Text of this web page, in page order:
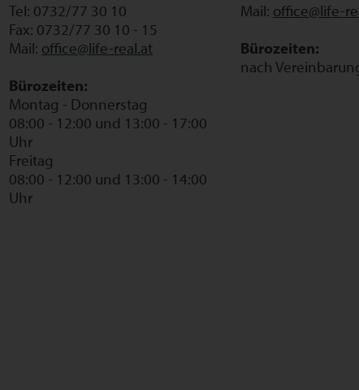
Tel: 0732/77 30 10
Fax: 0732/77 30 10 - 15
Mail: office@life-real.at
Bürozeiten:
Montag - Donnerstag
08:00 - 12:00 und 13:00 - 17:00
Uhr
Freitag
08:00 - 12:00 und 13:00 - 14:00
Uhr
Mail: office@life-
Bürozeiten:
nach